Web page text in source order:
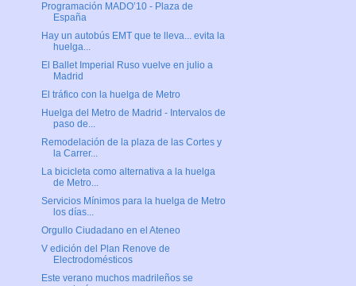
Programación MADO’10 - Plaza de
España
Hay un autobús EMT que te lleva... evita la
huelga...
El Ballet Imperial Ruso vuelve en julio a
Madrid
El tráfico con la huelga de Metro
Huelga del Metro de Madrid - Intervalos de
paso de...
Remodelación de la plaza de las Cortes y
la Carrer...
La bicicleta como alternativa a la huelga
de Metro...
Servicios Mínimos para la huelga de Metro
los días...
Orgullo Ciudadano en el Ateneo
V edición del Plan Renove de
Electrodomésticos
Este verano muchos madrileños se